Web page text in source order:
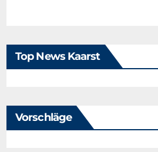
Top News Kaarst
Vorschläge